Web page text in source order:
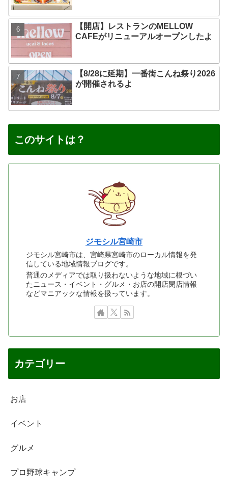
【開店】レストランのMELLOW
CAFEがリニューアルオープンしたよ
【8/28に延期】一番街こんね祭り2026
が開催されるよ
このサイトは？
ジモシル宮崎市
ジモシル宮崎市は、宮崎県宮崎市のローカル情報を発
信している地域情報ブログです。
普通のメディアでは取り扱わないような地域に根づい
たニュース・イベント・グルメ・お店の開店閉店情報
などマニアックな情報を扱っています。
カテゴリー
お店
イベント
グルメ
プロ野球キャンプ